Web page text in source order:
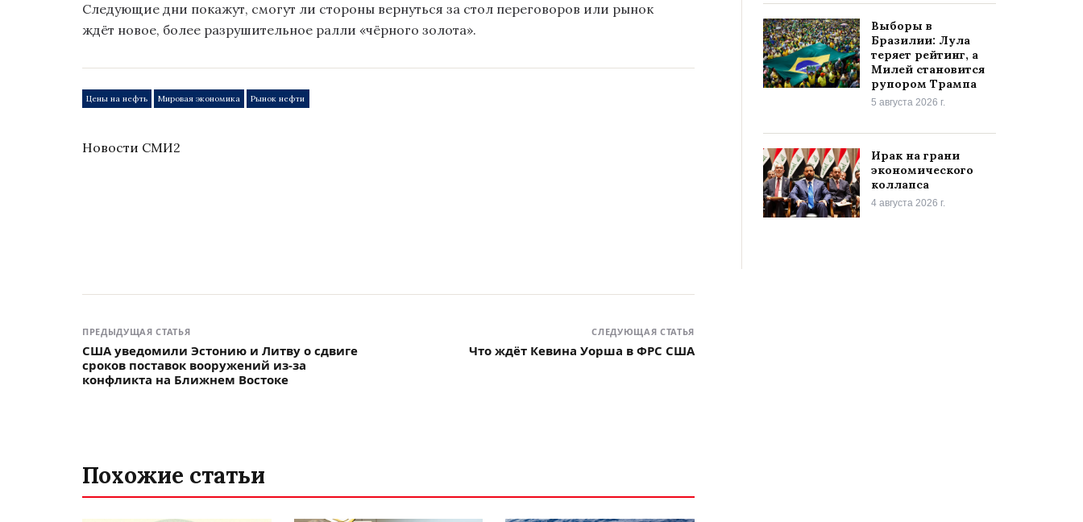
Следующие дни покажут, смогут ли стороны вернуться за стол переговоров или рынок
ждёт новое, более разрушительное ралли «чёрного золота».
Цены на нефть Мировая экономика Рынок нефти
Новости СМИ2
ПРЕДЫДУЩАЯ СТАТЬЯ
США уведомили Эстонию и Литву о сдвиге
сроков поставок вооружений из-за
конфликта на Ближнем Востоке
СЛЕДУЮЩАЯ СТАТЬЯ
Что ждёт Кевина Уорша в ФРС США
Выборы в
Бразилии: Лула
теряет рейтинг, а
Милей становится
рупором Трампа
5 августа 2026 г.
Ирак на грани
экономического
коллапса
4 августа 2026 г.
Похожие статьи